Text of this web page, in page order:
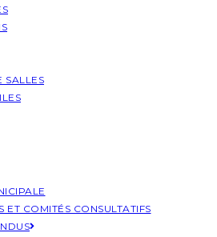
SALLES
ET COMITÉS CONSULTATIFS